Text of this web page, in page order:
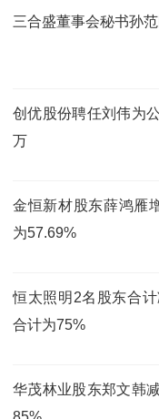
三合盛董事会秘书孙
创优股份聘任刘伟为
万
金恒新材股东薛鸿雁
为57.69%
恒太照明2名股东合
合计为75%
华茂林业股东郑文韩